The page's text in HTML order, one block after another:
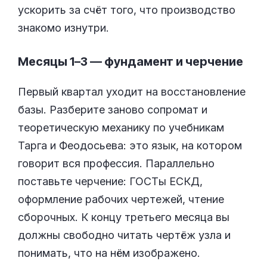
ускорить за счёт того, что производство
знакомо изнутри.
Месяцы 1–3 — фундамент и черчение
Первый квартал уходит на восстановление
базы. Разберите заново сопромат и
теоретическую механику по учебникам
Тарга и Феодосьева: это язык, на котором
говорит вся профессия. Параллельно
поставьте черчение: ГОСТы ЕСКД,
оформление рабочих чертежей, чтение
сборочных. К концу третьего месяца вы
должны свободно читать чертёж узла и
понимать, что на нём изображено.